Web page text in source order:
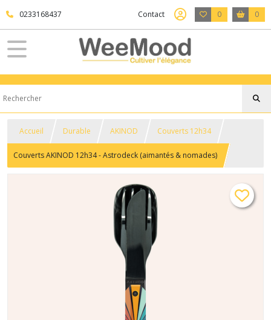
0233168437 Contact 0 0
Accueil Durable AKINOD Couverts 12h34
Couverts AKINOD 12h34 - Astrodeck (aimantés & nomades)